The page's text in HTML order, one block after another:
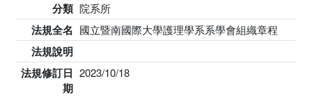
分類 院系所
法規全名 國立暨南國際大學護理學系系學會組織章程
法規說明
法規修訂日
期
2023/10/18